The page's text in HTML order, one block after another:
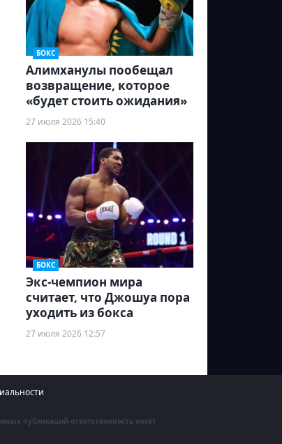
БОКС
Алимханулы пообещал
возвращение, которое
«будет стоить ожидания»
27 июля 2026 15:40
БОКС
Экс-чемпион мира
считает, что Джошуа пора
уходить из бокса
27 июля 2026 12:57
публикаций ответственность несет